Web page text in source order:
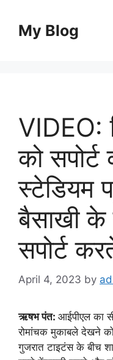
contentMy Blog
VIDEO:
को
स्टेडियम
बैसाखी के
सपोर्ट
April 4, 2023 by
ऋषभ पंत: आईपीएल का
रोमांचक मुकाबले देखने
गुजरात टाइटंस के बीच